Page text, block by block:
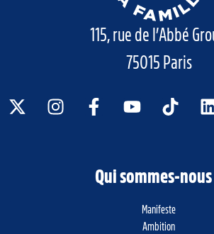
115, rue de l’Abbé
75015 Paris
Qui sommes-nous
Manifeste
Ambition